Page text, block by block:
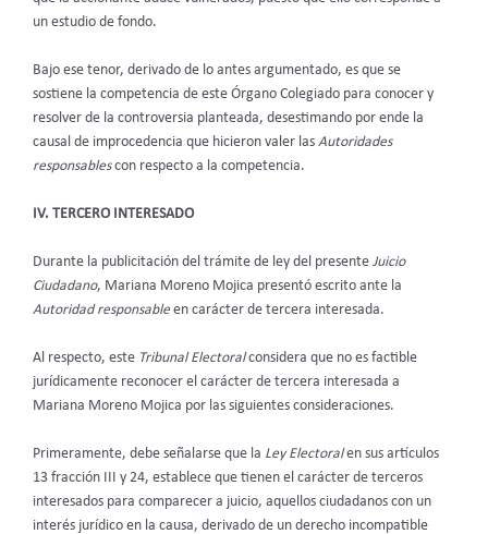
un estudio de fondo.
Bajo ese tenor, derivado de lo antes argumentado, es que se
sostiene la competencia de este Órgano Colegiado para conocer y
resolver de la controversia planteada, desestimando por ende la
causal de improcedencia que hicieron valer las Autoridades
responsablescon respecto a la competencia.
IV. TERCERO INTERESADO
Durante la publicitación del trámite de ley del presente Juicio
Ciudadano, Mariana Moreno Mojica presentó escrito ante la
Autoridad responsableen carácter de tercera interesada.
Al respecto, este Tribunal Electoralconsidera que no es factible
jurídicamente reconocer el carácter de tercera interesada a
Mariana Moreno Mojica por las siguientes consideraciones.
Primeramente, debe señalarse que la Ley Electoralen sus artículos
13 fracción III y 24, establece que tienen el carácter de terceros
interesados para comparecer a juicio, aquellos ciudadanos con un
interés jurídico en la causa, derivado de un derecho incompatible